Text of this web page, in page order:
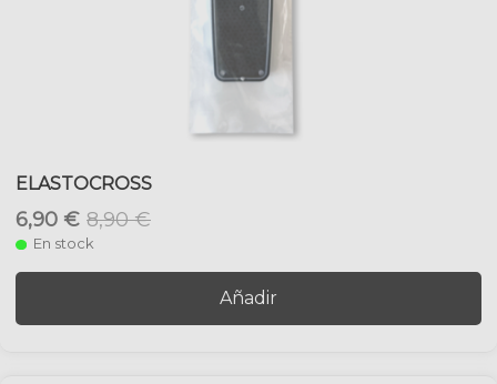
ELASTOCROSS
6,90 € 8,90 €
En stock
Añadir